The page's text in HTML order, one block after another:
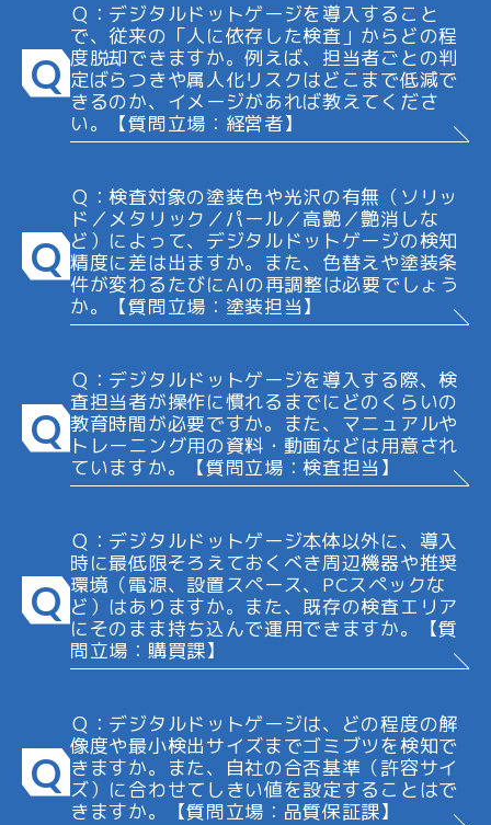
Q
Ｑ：デジタルドットゲージを導入すること
で、従来の「人に依存した検査」からどの程
度脱却できますか。例えば、担当者ごとの判
定ばらつきや属人化リスクはどこまで低減で
きるのか、イメージがあれば教えてくださ
い。【質問立場：経営者】
Q
Ｑ：検査対象の塗装色や光沢の有無（ソリッ
ド／メタリック／パール／高艶／艶消しな
ど）によって、デジタルドットゲージの検知
精度に差は出ますか。また、色替えや塗装条
件が変わるたびにAIの再調整は必要でしょう
か。【質問立場：塗装担当】
Q
Ｑ：デジタルドットゲージを導入する際、検
査担当者が操作に慣れるまでにどのくらいの
教育時間が必要ですか。また、マニュアルや
トレーニング用の資料・動画などは用意され
ていますか。【質問立場：検査担当】
Q
Ｑ：デジタルドットゲージ本体以外に、導入
時に最低限そろえておくべき周辺機器や推奨
環境（電源、設置スペース、PCスペックな
ど）はありますか。また、既存の検査エリア
にそのまま持ち込んで運用できますか。【質
問立場：購買課】
Q
Ｑ：デジタルドットゲージは、どの程度の解
像度や最小検出サイズまでゴミブツを検知で
きますか。また、自社の合否基準（許容サイ
ズ）に合わせてしきい値を設定することはで
きますか。【質問立場：品質保証課】